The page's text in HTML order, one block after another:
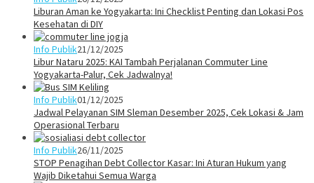
Liburan Aman ke Yogyakarta: Ini Checklist Penting dan Lokasi Pos
Kesehatan di DIY
Info Publik21/12/2025
Libur Nataru 2025: KAI Tambah Perjalanan Commuter Line
Yogyakarta-Palur, Cek Jadwalnya!
Info Publik01/12/2025
Jadwal Pelayanan SIM Sleman Desember 2025, Cek Lokasi & Jam
Operasional Terbaru
Info Publik26/11/2025
STOP Penagihan Debt Collector Kasar: Ini Aturan Hukum yang
Wajib Diketahui Semua Warga